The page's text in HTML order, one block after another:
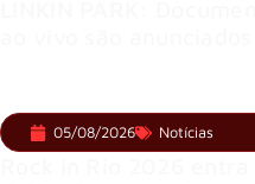
05/08/2026 Notícias